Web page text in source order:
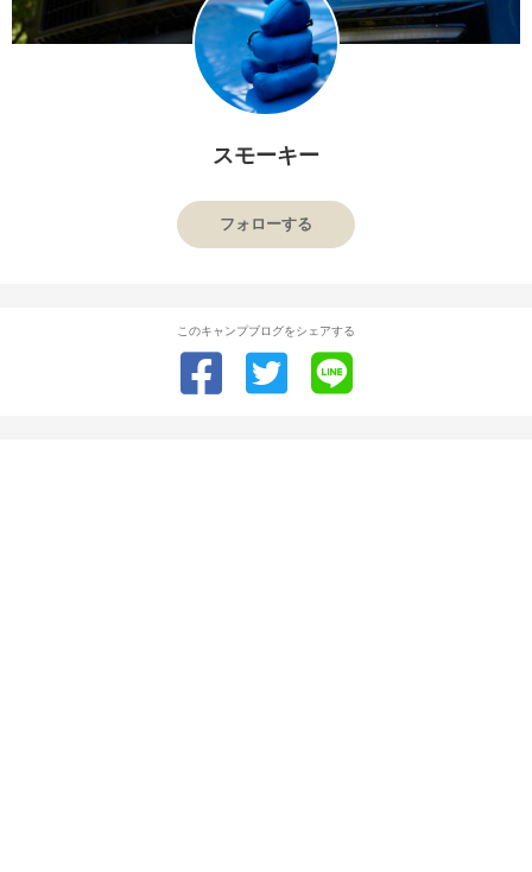
スモーキー
フォローする
このキャンプブログをシェアする